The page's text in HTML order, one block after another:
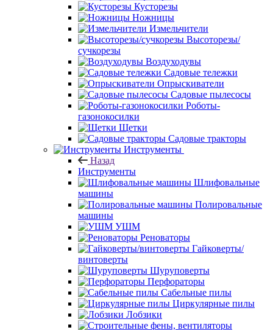
Кусторезы
Ножницы
Измельчители
Высоторезы/
сучкорезы
Воздуходувы
Садовые тележки
Опрыскиватели
Садовые пылесосы
Роботы-
газонокосилки
Щетки
Садовые тракторы
Инструменты
Назад
Инструменты
Шлифовальные
машины
Полировальные
машины
УШМ
Реноваторы
Гайковерты/
винтоверты
Шуруповерты
Перфораторы
Сабельные пилы
Циркулярные пилы
Лобзики